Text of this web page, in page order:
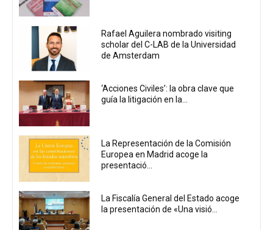
Rafael Aguilera nombrado visiting
scholar del C-LAB de la Universidad
de Amsterdam
‘Acciones Civiles’: la obra clave que
guía la litigación en la...
La Representación de la Comisión
Europea en Madrid acoge la
presentació...
La Fiscalía General del Estado acoge
la presentación de «Una visió...